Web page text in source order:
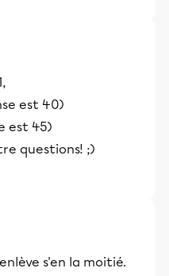
est 40)
est 45)
questions! ;)
s'en la moitié.